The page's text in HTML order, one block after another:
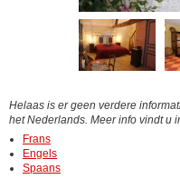
Helaas is er geen verdere
het Nederlands. Meer info vindt u
Frans
Engels
Spaans